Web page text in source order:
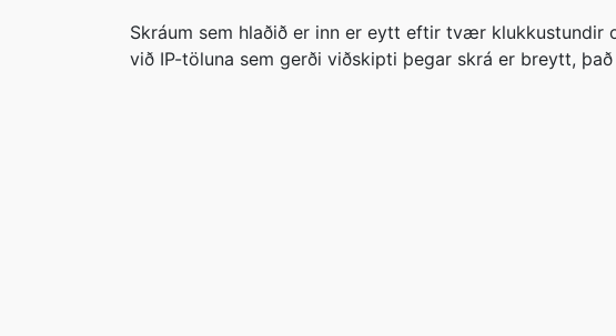
Skráum sem hlaðið er inn er eytt eftir tvær
við IP-töluna sem gerði viðskipti þegar skrá er breytt,